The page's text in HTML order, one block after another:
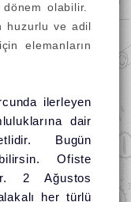
olabilir.
huzurlu ve adil
elemanların
ilerleyen
dair
Bugün
Ofiste
2 Ağustos
her türlü